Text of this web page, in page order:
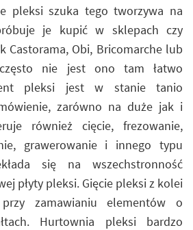
pleksi szuka tego tworzywa na
je kupić w sklepach czy
Castorama, Obi, Bricomarche lub
nie jest ono tam łatwo
pleksi jest w stanie tanio
zarówno na duże jak i
również cięcie, frezowanie,
grawerowanie i innego typu
się na wszechstronność
płyty pleksi. Gięcie pleksi z kolei
zamawianiu elementów o
Hurtownia pleksi bardzo